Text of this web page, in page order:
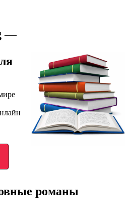
—
романы